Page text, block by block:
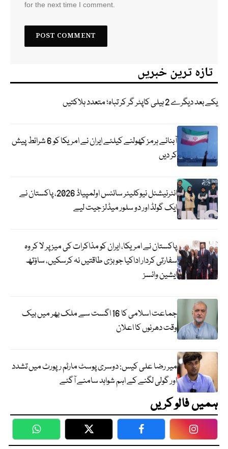
for the next time I comment.
تازہ ترین خبریں
یکے بعد دیگرے 2 ہیلی کاپٹر گر کر تباہ؛ متعدد ہلاکتیں
آبنائے ہرمز کھولنے کیلئے ایران نے امریکا کو 6 شرائط پیش
کر دیں
انٹرنیشنل نیوکلیئر سائنس اولمپیاڈ 2026، پاکستان نے
ایک گولڈ اور دو سلور میڈلز جیت لیے
پاکستان نے امریکا، ایران کو مذاکرات کی میز پر لا کر وہ
سفارتی کردار اداکیا جو بڑی طاقتیں نہ کرسکیں، ساؤتھ
ایشین وائسز
جماعت اسلامی کا 16 اگست سے ملک بھر میں بیک
وقت دھرنوں کا اعلان
میر رضا علی کیس: دوسری پوسٹ مارٹم رپورٹ میں تشدد
اور گولی لگنے کے اہم شواہد سامنے آگئے
ہمیں فالو کریں
WhatsApp Twitter Facebook